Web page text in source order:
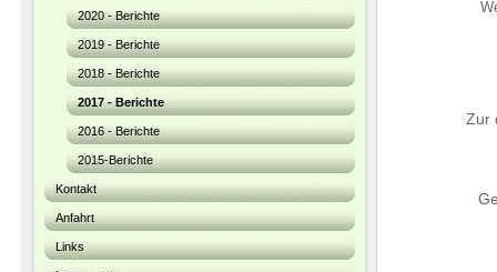
2020 - Berichte
2019 - Berichte
2018 - Berichte
2017 - Berichte
2016 - Berichte
2015-Berichte
Kontakt
Anfahrt
Links
Zur